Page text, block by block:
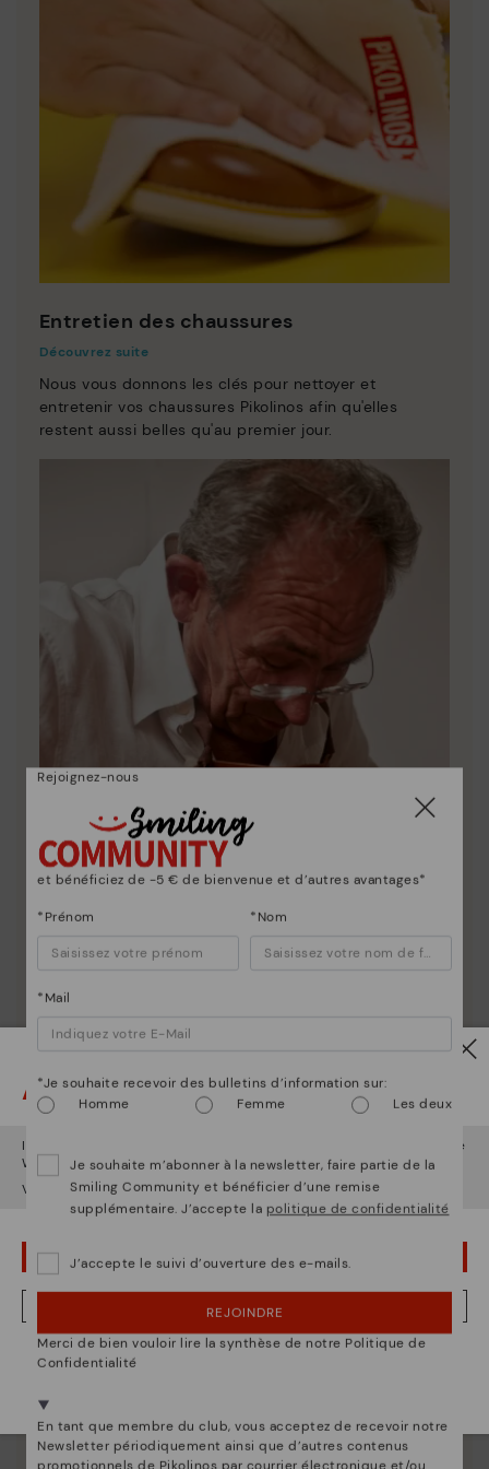
Entretien des chaussures
Découvrez suite
Nous vous donnons les clés pour nettoyer et
entretenir vos chaussures Pikolinos afin qu'elles
restent aussi belles qu'au premier jour.
La nature de Pikolinos
Découvrez suite
Depuis 1984, nous nous efforçons de rendre chaque
chaussure unique.
Attention !
Il semble que vous êtes en
et vous allez accéder au site
Web deFrance.
Voulez-vous aller sur le site Web deÉtats-Unis ?
OUPS... JE ME SUIS TROMPÉ, JE VEUX RESTER EN ÉTATS-UNIS
NON, JE VEUX ALLER SUR LE SITE WEB DU FRANCE
Nous sommes présents dans plus de 29 boutiques
Rejoignez-nous
et bénéficiez de -5 € de bienvenue et d’autres avantages*
*Prénom *Nom
*Mail
*Je souhaite recevoir des bulletins d’information sur:
Homme
Femme Les deux
Je souhaite m’abonner à la newsletter, faire partie de la
Smiling Community et bénéficier d’une remise
supplémentaire. J’accepte la politique de confidentialité
J’accepte le suivi d’ouverture des e-mails.
REJOINDRE
Merci de bien vouloir lire la synthèse de notre Politique de
Confidentialité
En tant que membre du club, vous acceptez de recevoir notre
Newsletter périodiquement ainsi que d’autres contenus